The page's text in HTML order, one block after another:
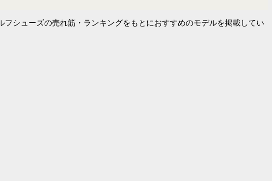
シューズの売れ筋・ランキングをもとにおすすめのモデルを掲載してい